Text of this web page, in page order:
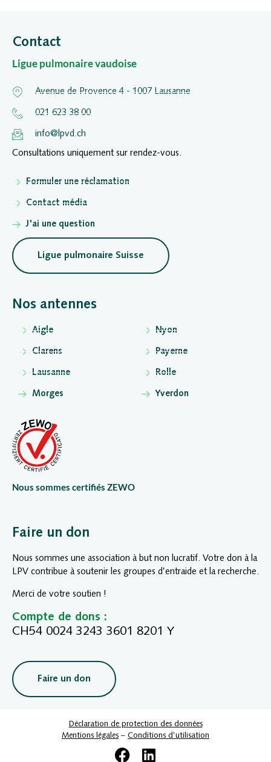
Contact
Ligue pulmonaire vaudoise
Avenue de Provence 4 - 1007 Lausanne
021 623 38 00
info@lpvd.ch
Consultations uniquement sur rendez-vous.
Formuler une réclamation
Contact média
J'ai une question
Ligue pulmonaire Suisse
Faire un don
Nous sommes une association à but non lucratif. Votre don à la
LPV contribue à soutenir les groupes d’entraide et la recherche.
Merci de votre soutien !
Compte de dons :
CH54 0024 3243 3601 8201 Y
Faire un don
Nos antennes
Aigle
Clarens
Lausanne
Morges
Nyon
Payerne
Rolle
Yverdon
Nous sommes certifiés ZEWO
Déclaration de protection des données
Mentions légales – Conditions d’utilisation